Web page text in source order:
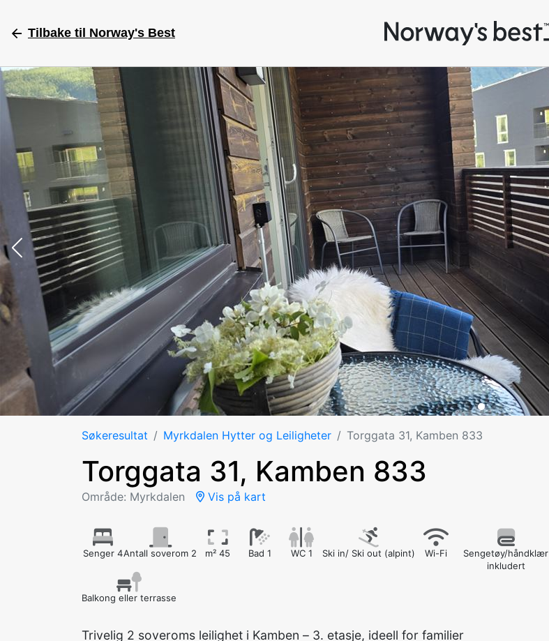
Tilbake til Norway's Best
Søkeresultat Myrkdalen Hytter og Leiligheter Torggata 31, Kamben 833
Torggata 31, Kamben 833
Område: Myrkdalen Vis på kart
Senger 4Antall soverom 2 m² 45 Bad 1 WC 1 Ski in/ Ski out (alpint) Wi-Fi
Sengetøy/håndklær
inkludert
Balkong eller terrasse